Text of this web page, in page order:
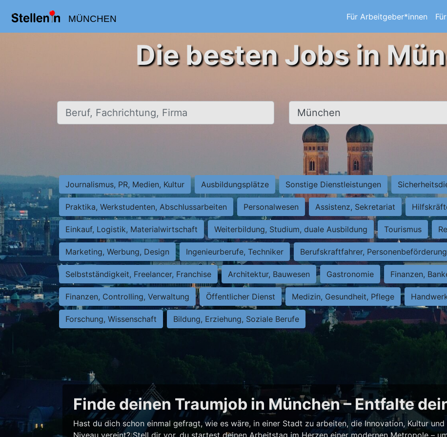
MÜNCHEN Für Arbeitgeber*innen
Die besten Jobs in
Beruf, Fachrichtung, Firma Ort, Stadt
Journalismus, PR, Medien, Kultur Ausbildungsplätze Sonstige Dienstleistungen
Praktika, Werkstudenten, Abschlussarbeiten Personalwesen Assistenz, Sekretariat
Einkauf, Logistik, Materialwirtschaft Weiterbildung, Studium, duale Ausbildung Tourismus
Marketing, Werbung, Design Ingenieurberufe, Techniker Berufskraftfahrer, Personenbeförderung
Selbstständigkeit, Freelancer, Franchise Architektur, Bauwesen Gastronomie Finanzen,
Finanzen, Controlling, Verwaltung Öffentlicher Dienst Medizin, Gesundheit, Pflege
Forschung, Wissenschaft Bildung, Erziehung, Soziale Berufe
Finde deinen Traumjob in München – Entfalte
Hast du dich schon einmal gefragt, wie es wäre, in einer Stadt zu arbeiten, die Innovation, Kultur